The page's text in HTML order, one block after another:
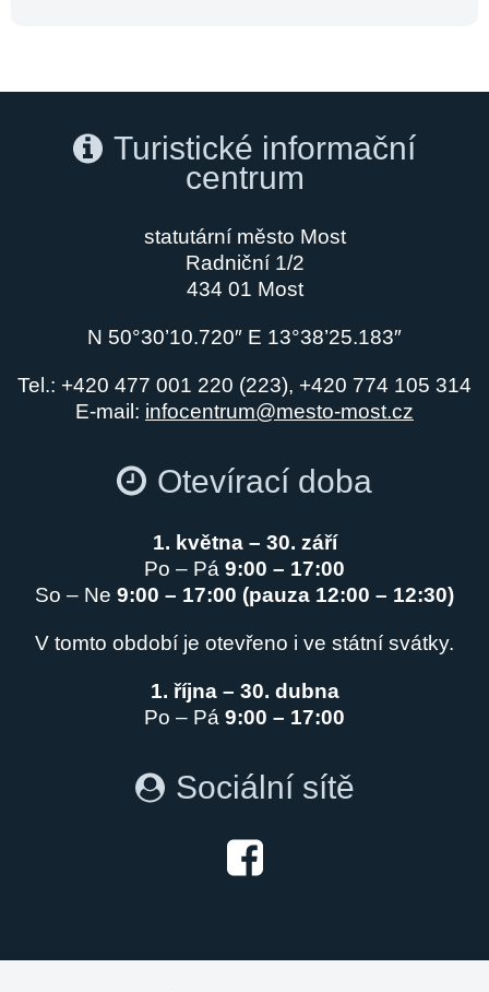
Turistické informační
centrum
statutární město Most
Radniční 1/2
434 01 Most
N 50°30’10.720″ E 13°38’25.183″
Tel.: +420 477 001 220 (223), +420 774 105 314
E-mail: infocentrum@mesto-most.cz
Otevírací doba
1. května – 30. září
Po – Pá 9:00 – 17:00
So – Ne 9:00 – 17:00 (pauza 12:00 – 12:30)
V tomto období je otevřeno i ve státní svátky.
1. října – 30. dubna
Po – Pá 9:00 – 17:00
Sociální sítě